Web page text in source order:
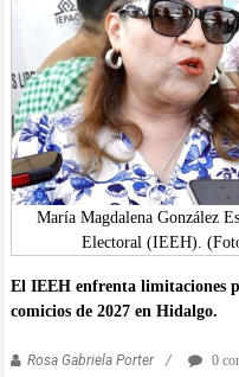
María Magdalena González
Electoral (IEEH).
El IEEH enfrenta limitaciones
comicios de 2027 en Hidalgo.
Rosa Gabriela Porter 0